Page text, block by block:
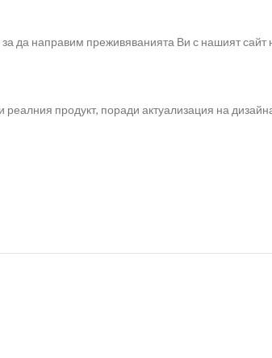
да направим преживяванията Ви с нашият сайт
продукт, поради актуализация на